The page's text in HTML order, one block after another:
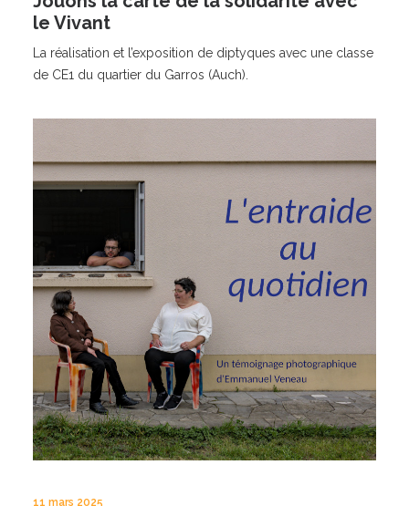
le Vivant
La réalisation et l’exposition de diptyques avec une classe
de CE1 du quartier du Garros (Auch).
11 mars 2025